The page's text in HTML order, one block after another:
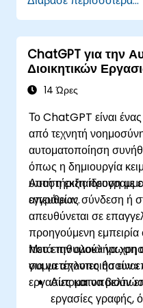
προτροπές που
Παράγουν και να
περιεχόμενο,
Ενσωματώνουν το
παραγωγικότητας
ChatGPT για την
Διοικητικών
14 Ώρες
Το ChatGPT είναι
από τεχνητή
αυτοματοποίηση
όπως η δημιουργία
υποστήριξη
εγγράφων.
Αυτή η εκπαίδευση με
απευθείας σύνδεση ή
απευθύνεται σε
προηγούμενη
που επιθυμούν να
για να απλοποιήσουν
εργασίες και να
Μετά την ολοκλήρωση
συμμετέχοντες θα
Αυτοματοποιούν
εργασίες γραφής,